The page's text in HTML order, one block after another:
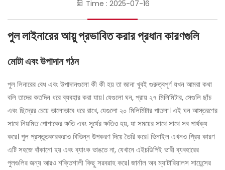
Time : 2025-07-16
পুল লাইনারের আয়ু প্রভাবিত করার প্রধান কারণগুলি
মোটা এবং উপাদান গঠন
পুল লিনারের বেধ এবং উপাদানগুলো কী কী হয় তা জানা খুবই গুরুত্বপূর্ণ যখন আমরা কথা
বলি তাদের কতদিন ধরে ব্যবহার করা যায়। যেগুলো ঘন, প্রায় ২৭ মিলিমিটার, সেগুলি ছাঁচ
এবং ছিদ্রের চেয়ে ভালোভাবে ধরে রাখে, যেগুলো ২০ মিলিমিটার পাতলা। এই ঘন আস্তরণের
সাথে নিয়মিত পোশাকের ক্ষতি এবং সূর্যের ক্ষতিও হয়, যা সময়ের সাথে সাথে সব পার্থক্য
করে। পুল প্রস্তুতকারকরাও বিভিন্ন উপকরণ দিয়ে তৈরি করে। ভিনাইল এখনও প্রিয় কারণ
এটি সহজে বাঁকানো হয় এবং ব্যাংক ভাঙতে না, যেখানে এইচডিপিই ভারী ব্যবহারের
পুলগুলির জন্য আরও শক্তিশালী কিছু সরবরাহ করে। জার্নাল অব ম্যাটারিয়ালস সায়েন্সের